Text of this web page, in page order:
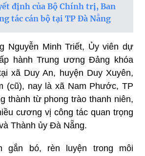
định của Bộ Chính trị, Ban
tác cán bộ tại TP Đà Nẵng
Nguyễn Minh Triết, Ủy viên dự
hành Trung ương Đảng khóa
xã Duy An, huyện Duy Xuyên,
(cũ), nay là xã Nam Phước, TP
thành từ phong trào thanh niên,
cương vị công tác quan trọng
Thành ủy Đà Nẵng.
gắn bó, rèn luyện trong môi